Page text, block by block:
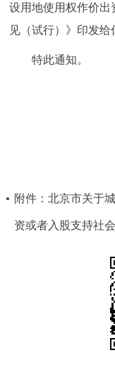
参与调查
走进北京
设用地使用权作价
见（试行）》印发给
特此通知。
附件：北京市关于
资或者入股支持社